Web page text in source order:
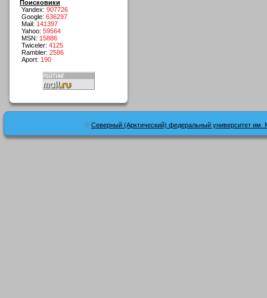
Поисковики
Yandex: 907726
Google: 636297
Mail: 141397
Yahoo: 59564
MSN: 15886
Twiceler: 4125
Rambler: 2586
Aport: 190
© Северный (Арктический) федеральный университет